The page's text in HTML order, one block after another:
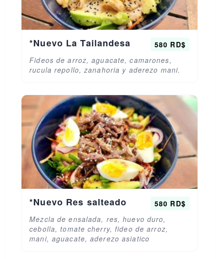
*Nuevo La Tailandesa
580 RD$
Fideos de arroz, aguacate, camarones,
rucula repollo, zanahoria y aderezo mani.
*Nuevo Res salteado
580 RD$
Mezcla de ensalada, res, huevo duro,
cebolla, tomate cherry, fideo de arroz,
mani, aguacate, aderezo asiatico